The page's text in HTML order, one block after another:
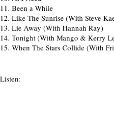
11. Been a While
12. Like The Sunrise (With Steve
13. Lie Away (With Hannah Ray)
14. Tonight (With Mango & Kerry
15. When The Stars Collide (With
Listen: